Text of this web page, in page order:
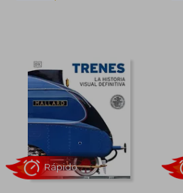
36,38 €
34,56 €
5%
dcto.